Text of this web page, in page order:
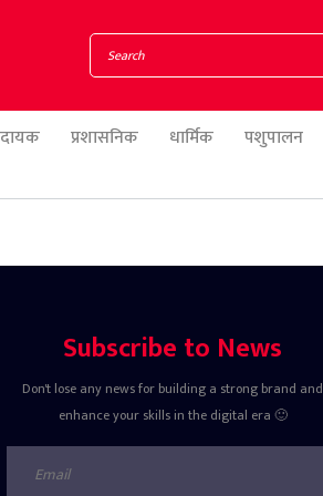
प्रशासनिक धार्मिक
पशुपालन
Subscribe to News
Don't lose any news for building a strong brand and
enhance your skills in the digital era 🙂